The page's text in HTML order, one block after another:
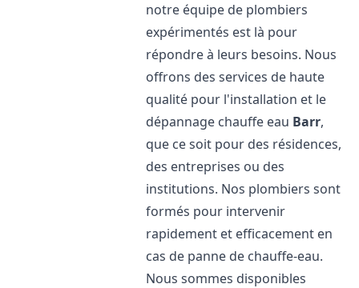
notre équipe de plombiers
expérimentés est là pour
répondre à leurs besoins. Nous
offrons des services de haute
qualité pour l'installation et le
dépannage chauffe eau Barr,
que ce soit pour des résidences,
des entreprises ou des
institutions. Nos plombiers sont
formés pour intervenir
rapidement et efficacement en
cas de panne de chauffe-eau.
Nous sommes disponibles